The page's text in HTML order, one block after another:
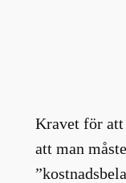
Kravet för
att man